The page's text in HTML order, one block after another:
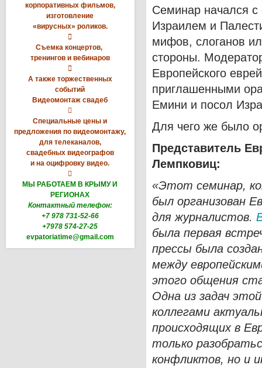
корпоративных фильмов,
изготовление
«вирусных» роликов.

Съемка концертов,
тренингов и вебинаров

А также торжественных
событий
Видеомонтаж свадеб

Специальные цены и
предложения по видеомонтажу,
для телеканалов,
свадебных видеографов
и на оцифровку видео.

МЫ РАБОТАЕМ В КРЫМУ И
РЕГИОНАХ
Контактный телефон:
+7 978 731-52-66
+7978 574-27-25
evpatoriatime@gmail.com
Семинар начался
Израилем и
мифов, слоганов
стороны.
Европейского
приглашенными
Емини и посол
Для чего же было
Представитель
Лемпковиц:
«Этот семинар,
был организован
для журналистов.
была первая
прессы была
между
этого общения
Одна из задач
коллегами
происходящих в
только
конфликтов, но и